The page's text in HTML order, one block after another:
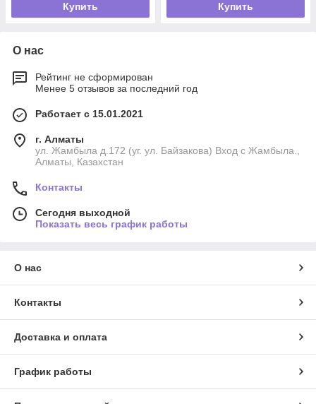
Купить Купить
О нас
Рейтинг не сформирован
Менее 5 отзывов за последний год
Работает с 15.01.2021
г. Алматы
ул. Жамбыла д.172 (уг. ул. Байзакова) Вход с Жамбыла.,
Алматы, Казахстан
Контакты
Сегодня выходной
Показать весь график работы
О нас
Контакты
Доставка и оплата
График работы